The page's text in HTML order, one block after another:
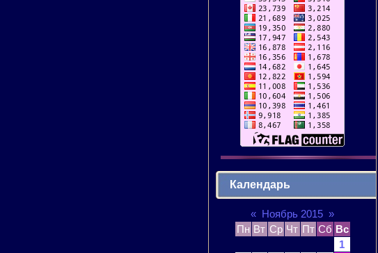
Календарь
« Ноябрь 2015 »
Пн Вт Ср Чт Пт Сб Вс
1